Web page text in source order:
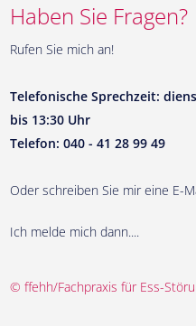
Haben Sie Fragen?
Rufen Sie mich an!
Telefonische Sprechzeit:
bis 13:30 Uhr
Telefon: 040 - 41 28 99 49
Oder schreiben Sie mir eine E-
Ich melde mich dann....
© ffehh/Fachpraxis für Ess-